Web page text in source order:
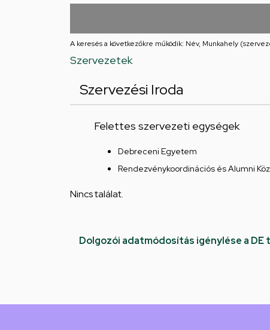
feladatellátási
A keresés a következőkre működik: Név, Munkahely
Szervezetek
Szervezési Iroda
Felettes szervezeti egységek
Debreceni Egyetem
Rendezvénykoordinációs és Alumni
Nincs találat.
Dolgozói adatmódosítás igénylése a